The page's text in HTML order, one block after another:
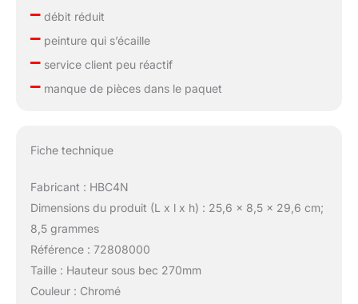
–débit réduit
–peinture qui s’écaille
–service client peu réactif
–manque de pièces dans le paquet
Fiche technique
Fabricant : HBC4N
Dimensions du produit (L x l x h) : 25,6 x 8,5 x 29,6 cm;
8,5 grammes
Référence : 72808000
Taille : Hauteur sous bec 270mm
Couleur : Chromé